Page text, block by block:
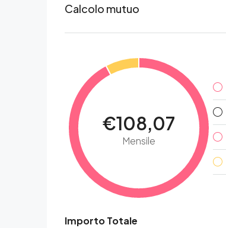
Calcolo mutuo
€108,07
Mensile
Importo Totale